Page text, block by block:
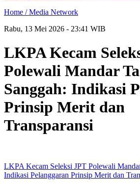
Home /Media Network
Rabu, 13 Mei 2026 - 23:41 WIB
LKPA Kecam
Polewali Mandar
Sanggah: Indikasi
Prinsip Merit dan
Transparansi
LKPA Kecam Seleksi JPT Polewali
Indikasi Pelanggaran Prinsip Merit dan